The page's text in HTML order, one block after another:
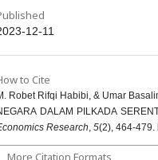
12-11
to Cite
Robet Rifqi Habibi, & Umar
DALAM PILKADA
Research, 5(2), 464-479.
More Citation Formats